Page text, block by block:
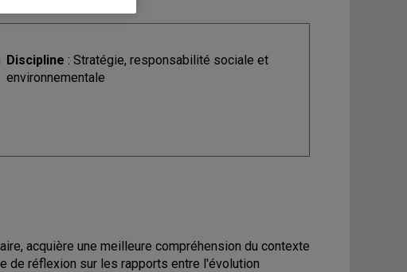
Discipline : Stratégie, responsabilité sociale et
environnementale
acquière une meilleure compréhension du contexte
de réflexion sur les rapports entre l'évolution